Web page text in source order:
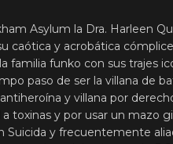
Asylum la Dra. Harleen
caótica y acrobática
familia funko con sus trajes
paso de ser la villana de
y villana por
a toxinas y por usar un mazo
Suicida y frecuentemente